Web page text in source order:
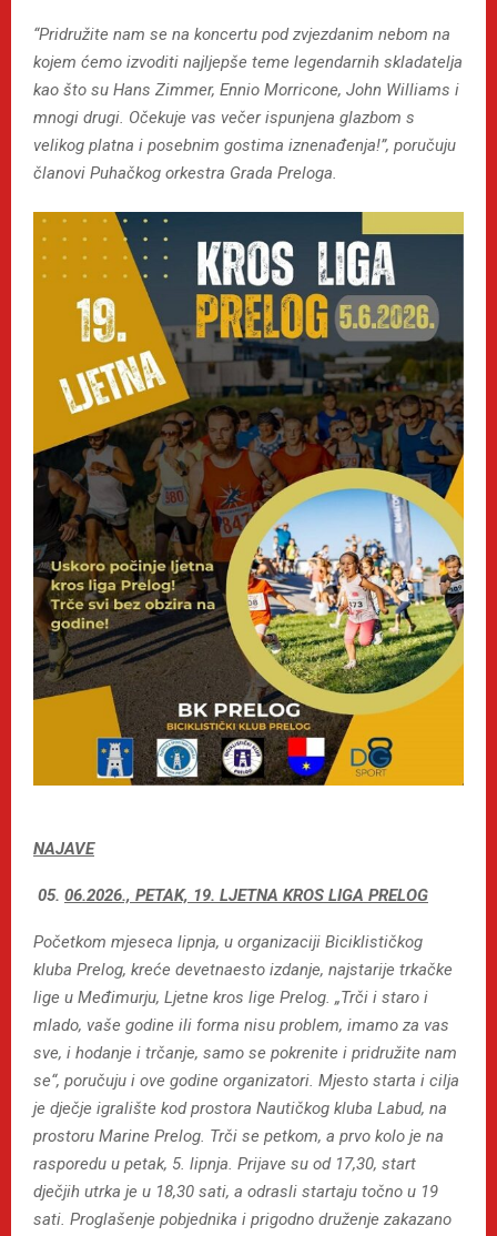
“Pridružite nam se na koncertu pod zvjezdanim nebom na
kojem ćemo izvoditi najljepše teme legendarnih skladatelja
kao što su Hans Zimmer, Ennio Morricone, John Williams i
mnogi drugi. Očekuje vas večer ispunjena glazbom s
velikog platna i posebnim gostima iznenađenja!”, poručuju
članovi Puhačkog orkestra Grada Preloga.
NAJAVE
05. 06.2026., PETAK, 19. LJETNA KROS LIGA PRELOG
Početkom mjeseca lipnja, u organizaciji Biciklističkog
kluba Prelog, kreće devetnaesto izdanje, najstarije trkačke
lige u Međimurju, Ljetne kros lige Prelog. „Trči i staro i
mlado, vaše godine ili forma nisu problem, imamo za vas
sve, i hodanje i trčanje, samo se pokrenite i pridružite nam
se“, poručuju i ove godine organizatori. Mjesto starta i cilja
je dječje igralište kod prostora Nautičkog kluba Labud, na
prostoru Marine Prelog. Trči se petkom, a prvo kolo je na
rasporedu u petak, 5. lipnja. Prijave su od 17,30, start
dječjih utrka je u 18,30 sati, a odrasli startaju točno u 19
sati. Proglašenje pobjednika i prigodno druženje zakazano